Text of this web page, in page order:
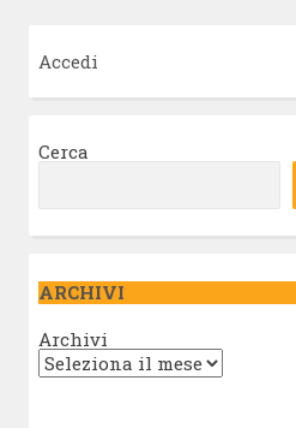
Accedi
Cerca
ARCHIVI
Archivi